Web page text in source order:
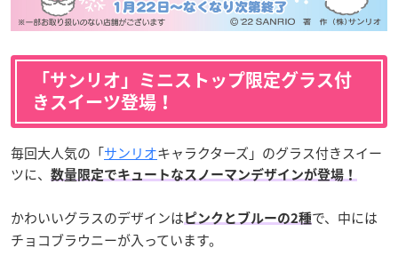
「サンリオ」ミニストップ限定グラス付
きスイーツ登場！
毎回大人気の「サンリオキャラクターズ」のグラス付きスイー
ツに、
数量限定でキュートなスノーマンデザインが登場！
かわいいグラスのデザインは ピンクとブルーの2種で、中には
チョコブラウニーが入っています。